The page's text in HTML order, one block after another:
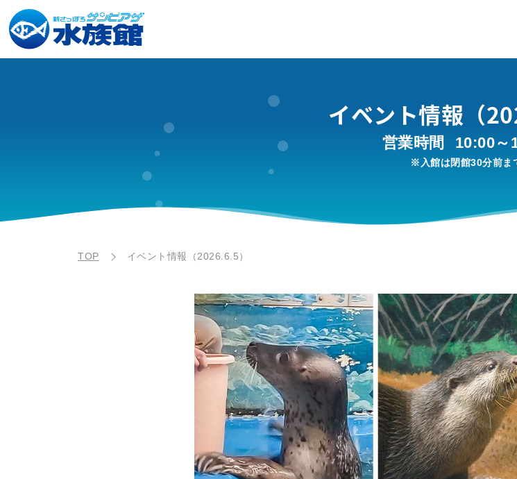
イベント情報（
営業時間 10:00～
※入館は閉館30分前ま
TOP イベント情報（2026.6.5）